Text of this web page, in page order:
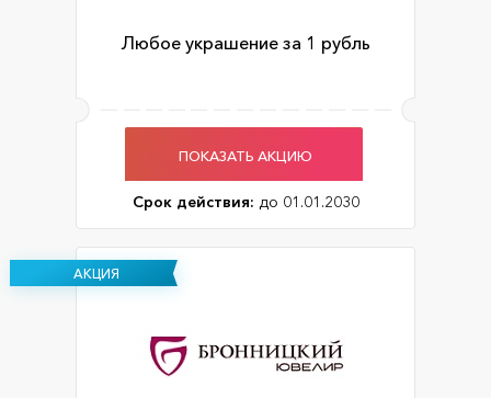
Любое украшение за 1 рубль
ПОКАЗАТЬ АКЦИЮ
Срок действия: до 01.01.2030
АКЦИЯ